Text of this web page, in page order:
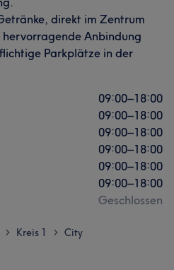
direkt im Zentrum
Anbindung
Parkplätze in der
09:00–18:00
09:00–18:00
09:00–18:00
09:00–18:00
09:00–18:00
09:00–18:00
Geschlossen
> Kreis 1 > City